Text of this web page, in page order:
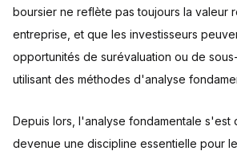
boursier ne reflète pas toujours la valeur
entreprise, et que les investisseurs
opportunités de surévaluation ou de
utilisant des méthodes d'analyse
Depuis lors, l'analyse fondamentale
devenue une discipline essentielle pour